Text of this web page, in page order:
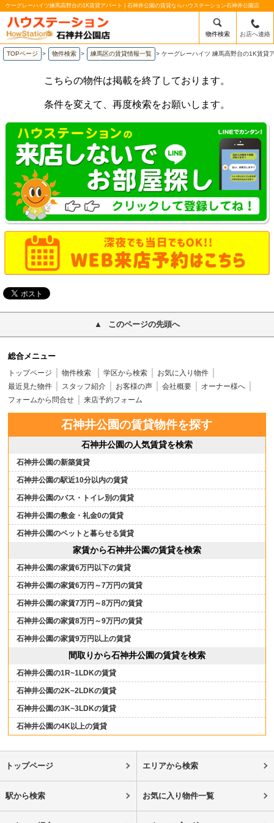
ケーグレーハイツ練馬高野台の1K賃貸アパート | 石神井公園の賃貸ならハウステーション石神井公園店
物件検索 お店へ連絡
TOPページ > 物件検索 > 練馬区の賃貸情報一覧 > ケーグレーハイツ 練馬高野台の1K賃貸
こちらの物件は掲載を終了しております。
条件を変えて、再度検索をお願いします。
このページの先頭へ
総合メニュー
トップページ 物件検索 学区から検索
お気に入り物件
最近見た物件
スタッフ紹介 お客様の声 会社概要
オーナー様へ
フォームから問合せ
来店予約フォーム
石神井公園の賃貸物件を探す
石神井公園の人気賃貸を検索
石神井公園の新築賃貸
石神井公園の駅近10分以内の賃貸
石神井公園のバス・トイレ別の賃貸
石神井公園の敷金・礼金0の賃貸
石神井公園のペットと暮らせる賃貸
家賃から石神井公園の賃貸を検索
石神井公園の家賃6万円以下の賃貸
石神井公園の家賃6万円～7万円の賃貸
石神井公園の家賃7万円～8万円の賃貸
石神井公園の家賃8万円～9万円の賃貸
石神井公園の家賃9万円以上の賃貸
間取りから石神井公園の賃貸を検索
石神井公園の1R~1LDKの賃貸
石神井公園の2K~2LDKの賃貸
石神井公園の3K~3LDKの賃貸
石神井公園の4K以上の賃貸
トップページ エリアから検索
駅から検索 お気に入り物件一覧